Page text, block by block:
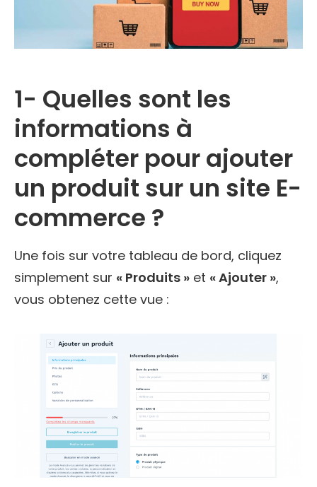
1- Quelles sont les
informations à
compléter pour ajouter
un produit sur un site E-
commerce ?
Une fois sur votre tableau de bord, cliquez
simplement sur « Produits » et « Ajouter »,
vous obtenez cette vue :